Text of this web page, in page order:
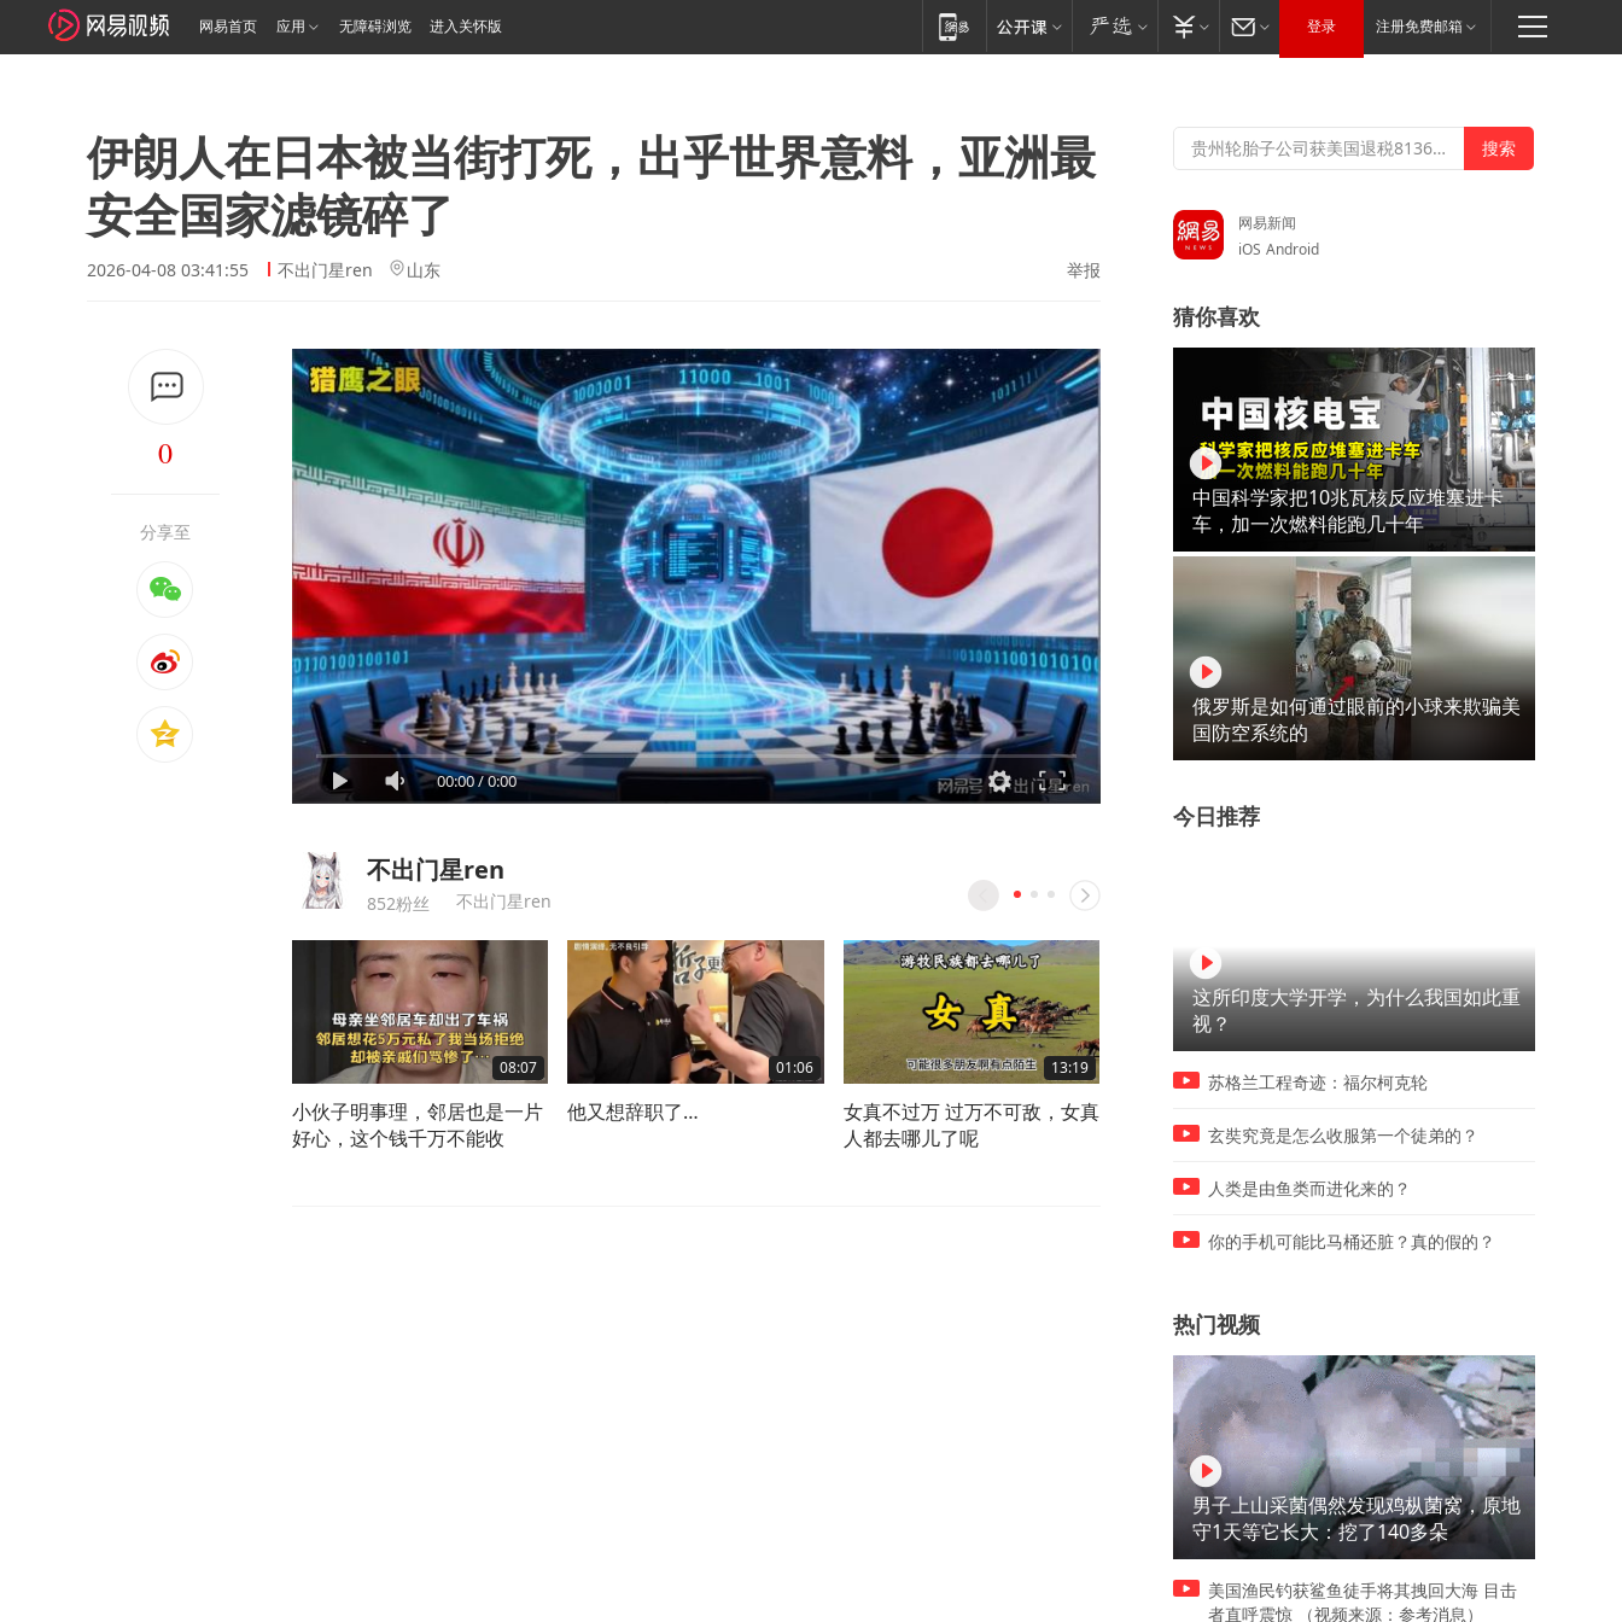
网易首页 应用 无障碍浏览 进入关怀版 登录 注册免费邮箱
伊朗人在日本被当街打死，出乎世界意料，亚洲最
安全国家滤镜碎了
2026-04-08 03:41:55 不出门星ren 山东 举报
0
分享至
00:00/0:00
不出门星ren
852粉丝 不出门星ren
08:07
小伙子明事理，邻居也是一片
好心，这个钱千万不能收
01:06
他又想辞职了…
13:19
女真不过万 过万不可敌，女真
人都去哪儿了呢
天去前妻的小卖部找她复婚
网易新闻
iOS Android
猜你喜欢
中国科学家把10兆瓦核反应堆塞进卡
车，加一次燃料能跑几十年
俄罗斯是如何通过眼前的小球来欺骗美
国防空系统的
今日推荐
这所印度大学开学，为什么我国如此重
视？
苏格兰工程奇迹：福尔柯克轮
玄奘究竟是怎么收服第一个徒弟的？
人类是由鱼类而进化来的？
你的手机可能比马桶还脏？真的假的？
热门视频
男子上山采菌偶然发现鸡枞菌窝，原地
守1天等它长大：挖了140多朵
美国渔民钓获鲨鱼徒手将其拽回大海 目击
者直呼震惊 （视频来源：参考消息）